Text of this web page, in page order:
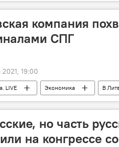
Следственный
компания
СПГ
2021, 19:00
LIVE Экономика В
рынок
СПГ
но часть
на конгрессе